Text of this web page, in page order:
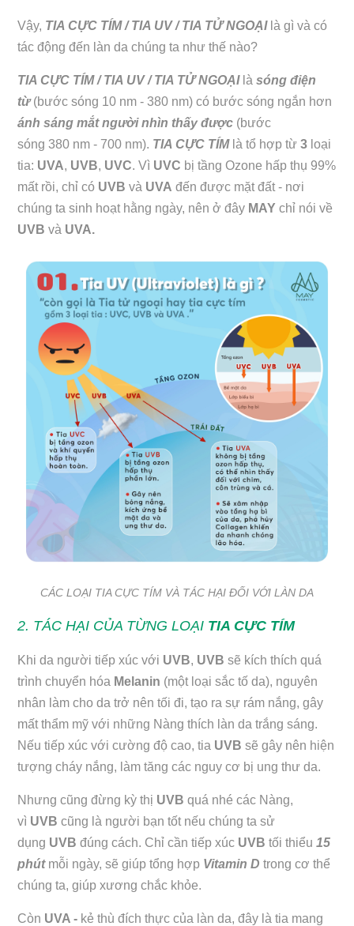
Vậy, TIA CỰC TÍM / TIA UV / TIA TỬ NGOẠIlà gì và có
tác động đến làn da chúng ta như thế nào?
TIA CỰC TÍM / TIA UV / TIA TỬ NGOẠIlà sóng điện
từ(bước sóng 10 nm - 380 nm) có bước sóng ngắn hơn
ánh sáng mắt người nhìn thấy được (bước
sóng 380 nm - 700 nm). TIA CỰC TÍM là tổ hợp từ 3 loại
tia: UVA, UVB, UVC. Vì UVC bị tầng Ozone hấp thụ 99%
mất rồi, chỉ có UVB và UVA đến được mặt đất - nơi
chúng ta sinh hoạt hằng ngày, nên ở đây MAY chỉ nói về
UVB và UVA.
CÁC LOẠI TIA CỰC TÍM VÀ TÁC HẠI ĐỐI VỚI LÀN DA
2. TÁC HẠI CỦA TỪNG LOẠI TIA CỰC TÍM
Khi da người tiếp xúc với UVB, UVB sẽ kích thích quá
trình chuyển hóa Melanin (một loại sắc tố da), nguyên
nhân làm cho da trở nên tối đi, tạo ra sự rám nắng, gây
mất thẩm mỹ với những Nàng thích làn da trắng sáng.
Nếu tiếp xúc với cường độ cao, tia UVB sẽ gây nên hiện
tượng cháy nắng, làm tăng các nguy cơ bị ung thư da.
Nhưng cũng đừng kỳ thị UVB quá nhé các Nàng,
vì UVB cũng là người bạn tốt nếu chúng ta sử
dụng UVB đúng cách. Chỉ cần tiếp xúc UVB tối thiểu 15
phútmỗi ngày, sẽ giúp tổng hợp Vitamin D trong cơ thể
chúng ta, giúp xương chắc khỏe.
Còn UVA - kẻ thù đích thực của làn da, đây là tia mang